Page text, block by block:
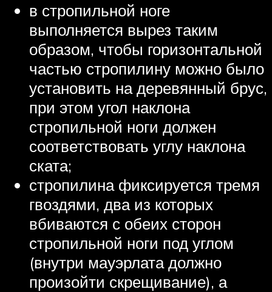
в стропильной ноге
выполняется вырез таким
образом, чтобы горизонтальной
частью стропилину можно было
установить на деревянный брус,
при этом угол наклона
стропильной ноги должен
соответствовать углу наклона
ската;
стропилина фиксируется тремя
гвоздями, два из которых
вбиваются с обеих сторон
стропильной ноги под углом
(внутри мауэрлата должно
произойти скрещивание), а